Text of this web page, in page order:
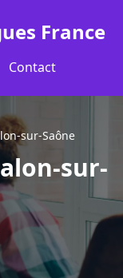
France
Contact
sur-Saône
sur-